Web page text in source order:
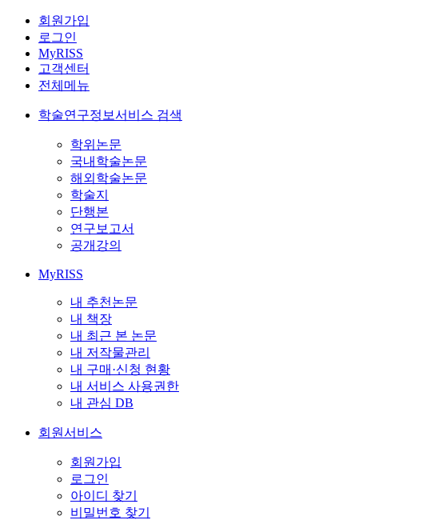
회원가입
로그인
MyRISS
고객센터
전체메뉴
학술연구정보서비스 검색
학위논문
국내학술논문
해외학술논문
학술지
단행본
연구보고서
공개강의
MyRISS
내 추천논문
내 책장
내 최근 본 논문
내 저작물관리
내 구매·신청 현황
내 서비스 사용권한
내 관심 DB
회원서비스
회원가입
로그인
아이디 찾기
비밀번호 찾기